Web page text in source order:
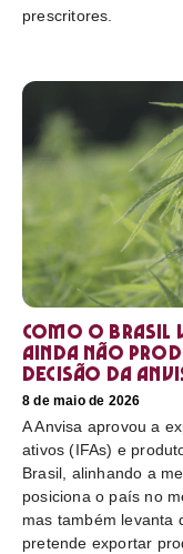
prescritores.
Como o Brasil
ainda não
decisão da
8 de maio de 2026
A Anvisa aprovou a
ativos (IFAs) e
Brasil, alinhando a
posiciona o país no
mas também levanta
pretende exportar